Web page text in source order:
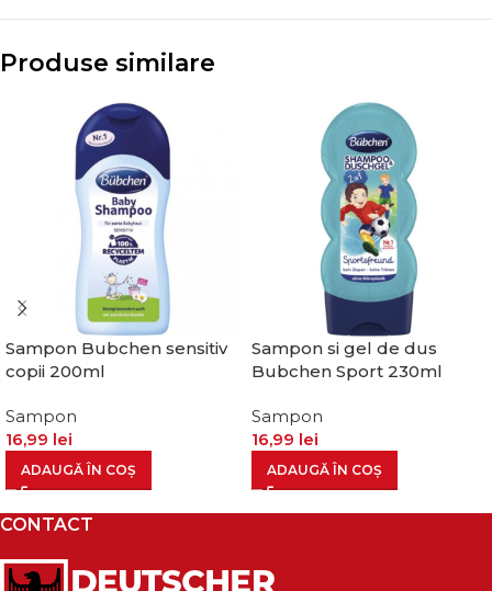
Produse similare
Sampon Bubchen sensitiv
copii 200ml
Sampon
16,99 lei
ADAUGĂ ÎN COȘ
Sampon si gel de dus
Bubchen Sport 230ml
Sampon
16,99 lei
ADAUGĂ ÎN COȘ
CONTACT